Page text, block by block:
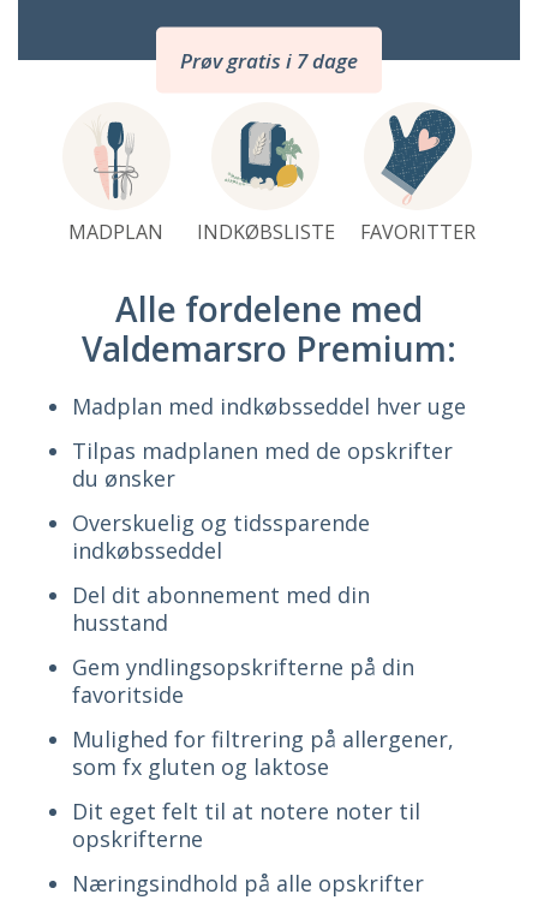
Prøv gratis i 7 dage
MADPLAN INDKØBSLISTE FAVORITTER
Alle fordelene med
Valdemarsro Premium:
Madplan med indkøbsseddel hver uge
Tilpas madplanen med de opskrifter
du ønsker
Overskuelig og tidssparende
indkøbsseddel
Del dit abonnement med din
husstand
Gem yndlingsopskrifterne på din
favoritside
Mulighed for filtrering på allergener,
som fx gluten og laktose
Dit eget felt til at notere noter til
opskrifterne
Næringsindhold på alle opskrifter